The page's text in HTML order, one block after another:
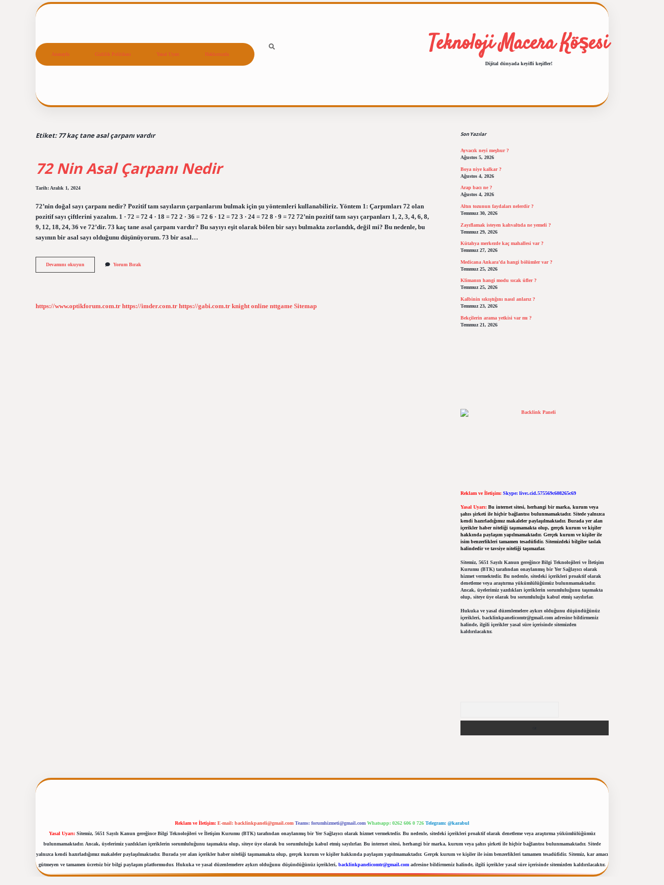
Anasayfa Gizlilik Politikası Yasal Uyarı Hakkımızda Teknoloji Macera Köşesi
Dijital dünyada keyifli keşifler!
Etiket:77 kaç tane asal çarpanı vardır
72 Nin Asal Çarpanı Nedir
Tarih: Aralık 1, 2024
72’nin doğal sayı çarpanı nedir? Pozitif tam sayıların çarpanlarını bulmak için şu yöntemleri kullanabiliriz. Yöntem 1: Çarpımları 72 olan
pozitif sayı çiftlerini yazalım. 1 · 72 = 72 4 · 18 = 72 2 · 36 = 72 6 · 12 = 72 3 · 24 = 72 8 · 9 = 72 72’nin pozitif tam sayı çarpanları 1, 2, 3, 4, 6, 8,
9, 12, 18, 24, 36 ve 72’dir. 73 kaç tane asal çarpanı vardır? Bu sayıyı eşit olarak bölen bir sayı bulmakta zorlandık, değil mi? Bu nedenle, bu
sayının bir asal sayı olduğunu düşünüyorum. 73 bir asal…
Devamını okuyun
Nin
Yorum Bırak
https://www.optikforum.com.tr https://imder.com.tr https://gabi.com.tr knight online nttgame Sitemap
Son Yazılar
Ayvacık neyi meşhur ?
Ağustos 5, 2026
Boya niye kalkar ?
Ağustos 4, 2026
Arap bacı ne ?
Ağustos 4, 2026
Altın tozunun faydaları nelerdir ?
Temmuz 30, 2026
Zayıflamak isteyen kahvaltıda ne yemeli ?
Temmuz 29, 2026
Kütahya merkezde kaç mahallesi var ?
Temmuz 27, 2026
Medicana Ankara’da hangi bölümler var ?
Temmuz 25, 2026
Klimanın hangi modu sıcak üfler ?
Temmuz 25, 2026
Kalbinin sıkıştığını nasıl anlarız ?
Temmuz 23, 2026
Bekçilerin arama yetkisi var mı ?
Temmuz 21, 2026
Reklam ve İletişim: Skype: live:.cid.575569c608265c69
Yasal Uyarı: Bu internet sitesi, herhangi bir marka, kurum veya
şahıs şirketi ile hiçbir bağlantısı bulunmamaktadır. Sitede yalnızca
kendi hazırladığımız makaleler paylaşılmaktadır. Burada yer alan
içerikler haber niteliği taşımamakta olup, gerçek kurum ve kişiler
hakkında paylaşım yapılmamaktadır. Gerçek kurum ve kişiler ile
isim benzerlikleri tamamen tesadüfidir. Sitemizdeki bilgiler taslak
halindedir ve tavsiye niteliği taşımazlar.
Sitemiz, 5651 Sayılı Kanun gereğince Bilgi Teknolojileri ve İletişim
Kurumu (BTK) tarafından onaylanmış bir Yer Sağlayıcı olarak
hizmet vermektedir. Bu nedenle, sitedeki içerikleri proaktif olarak
denetleme veya araştırma yükümlülüğümüz bulunmamaktadır.
Ancak, üyelerimiz yazdıkları içeriklerin sorumluluğunu taşımakta
olup, siteye üye olarak bu sorumluluğu kabul etmiş sayılırlar.
Hukuka ve yasal düzenlemelere aykırı olduğunu düşündüğünüz
içerikleri, backlinkpanelicomtr@gmail.comadresine bildirmeniz
halinde, ilgili içerikler yasal süre içerisinde sitemizden
kaldırılacaktır.
Reklam ve İletişim: E-mail: backlinkpaneli@gmail.com Teams: forumhizmeti@gmail.com Whatsapp: 0262 606 0 726 Telegram: @karabul
Yasal Uyarı: Sitemiz, 5651 Sayılı Kanun gereğince Bilgi Teknolojileri ve İletişim Kurumu (BTK) tarafından onaylanmış bir Yer Sağlayıcı olarak hizmet vermektedir. Bu nedenle, sitedeki içerikleri proaktif olarak denetleme veya araştırma yükümlülüğümüz
bulunmamaktadır. Ancak, üyelerimiz yazdıkları içeriklerin sorumluluğunu taşımakta olup, siteye üye olarak bu sorumluluğu kabul etmiş sayılırlar. Bu internet sitesi, herhangi bir marka, kurum veya şahıs şirketi ile hiçbir bağlantısı bulunmamaktadır. Sitede
yalnızca kendi hazırladığımız makaleler paylaşılmaktadır. Burada yer alan içerikler haber niteliği taşımamakta olup, gerçek kurum ve kişiler hakkında paylaşım yapılmamaktadır. Gerçek kurum ve kişiler ile isim benzerlikleri tamamen tesadüfidir. Sitemiz, kar amacı
gütmeyen ve tamamen ücretsiz bir bilgi paylaşım platformudur. Hukuka ve yasal düzenlemelere aykırı olduğunu düşündüğünüz içerikleri, backlinkpanelicomtr@gmail.com adresine bildirmeniz halinde, ilgili içerikler yasal süre içerisinde sitemizden kaldırılacaktır.